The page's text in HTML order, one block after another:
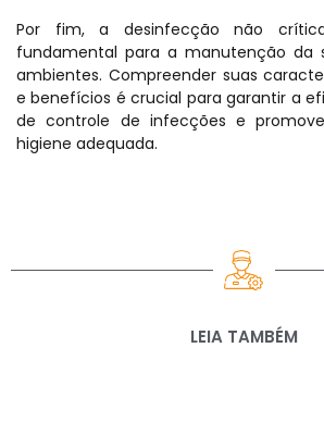
Por fim, a desinfecção não
fundamental para a manutenção da
ambientes. Compreender suas
e benefícios é crucial para garantir a
de controle de infecções e
higiene adequada.
LEIA TAMBÉM